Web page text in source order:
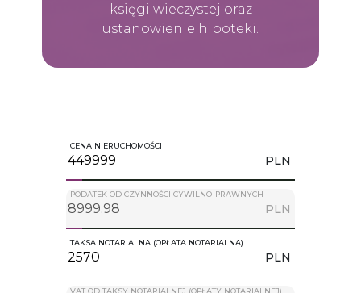
księgi wieczystej oraz
ustanowienie hipoteki.
CENA NIERUCHOMOŚCI
PLN
PODATEK OD CZYNNOŚCI CYWILNO-PRAWNYCH
PLN
TAKSA NOTARIALNA (OPŁATA NOTARIALNA)
PLN
VAT OD TAKSY NOTARIALNEJ (OPŁATY NOTARIALNEJ)